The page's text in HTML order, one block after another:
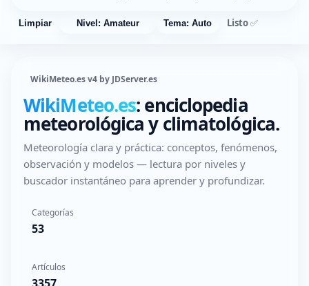
Limpiar Nivel: Amateur Tema: Auto Listo ✅
WikiMeteo.es v4 by JDServer.es
WikiMeteo.es: enciclopedia
meteorológica y climatológica.
Meteorología clara y práctica: conceptos, fenómenos,
observación y modelos — lectura por niveles y
buscador instantáneo para aprender y profundizar.
Categorías
53
Artículos